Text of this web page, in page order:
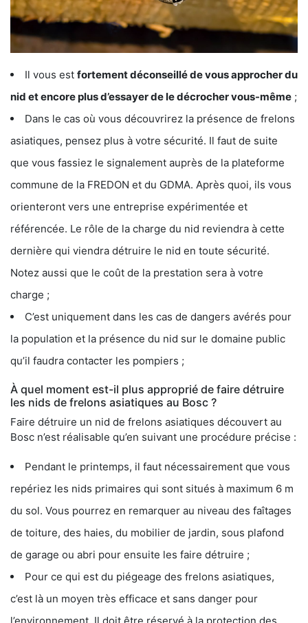
Il vous est fortement déconseillé de vous approcher du
nid et encore plus d’essayer de le décrocher vous-même ;
Dans le cas où vous découvrirez la présence de frelons
asiatiques, pensez plus à votre sécurité. Il faut de suite
que vous fassiez le signalement auprès de la plateforme
commune de la FREDON et du GDMA. Après quoi, ils vous
orienteront vers une entreprise expérimentée et
référencée. Le rôle de la charge du nid reviendra à cette
dernière qui viendra détruire le nid en toute sécurité.
Notez aussi que le coût de la prestation sera à votre
charge ;
C’est uniquement dans les cas de dangers avérés pour
la population et la présence du nid sur le domaine public
qu’il faudra contacter les pompiers ;
À quel moment est-il plus approprié de faire détruire
les nids de frelons asiatiques au Bosc ?
Faire détruire un nid de frelons asiatiques découvert au
Bosc n’est réalisable qu’en suivant une procédure précise :
Pendant le printemps, il faut nécessairement que vous
repériez les nids primaires qui sont situés à maximum 6 m
du sol. Vous pourrez en remarquer au niveau des faîtages
de toiture, des haies, du mobilier de jardin, sous plafond
de garage ou abri pour ensuite les faire détruire ;
Pour ce qui est du piégeage des frelons asiatiques,
c’est là un moyen très efficace et sans danger pour